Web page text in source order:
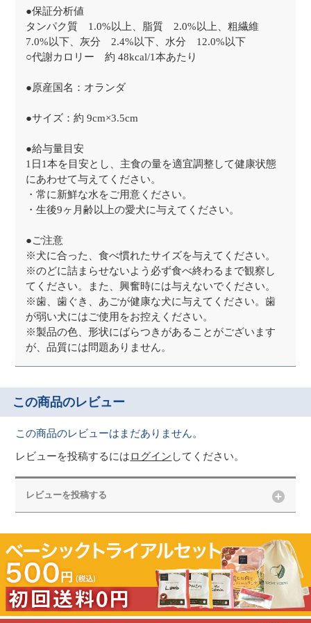
●保証分析値
タンパク質 1.0%以上、脂質 2.0%以上、粗繊維
7.0%以下、灰分 2.4%以下、水分 12.0%以下
○代謝カロリー 約 48kcal/1本あたり
●原産国名：オランダ
●サイズ：約 9cm×3.5cm
●給与量目安
1日1本を目安とし、主食の量を適宜調整して健康状態
にあわせて与えてください。
・常に新鮮な水をご用意ください。
・生後9ヶ月齢以上の愛犬に与えてください。
●ご注意
※犬に合った、食べ慣れたサイズを与えてください。
※のどに詰まらせないよう必ず食べ終わるまで観察し
てください。また、興奮時には与えないでください。
※歯、歯ぐき、あごが健康な犬に与えてください。歯
が弱い犬にはご使用をお控えください。
※製品の色、形状にばらつきがあることがございます
が、品質には問題ありません。
この商品のレビュー
この商品のレビューはまだありません。
レビューを投稿するにはログイン してください。
レビューを投稿する